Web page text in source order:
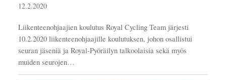
12.2.2020
Liikenteenohjaajien koulutus Royal Cycling Team järjesti
10.2.2020 liikenteenohjaajille koulutuksen, johon osallistui
seuran jäseniä ja Royal-Pyöräilyn talkoolaisia sekä myös
muiden seurojen…